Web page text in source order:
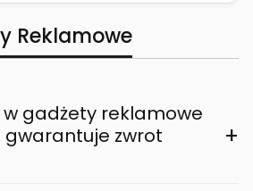
Reklamowe
gadżety reklamowe
zwrot
+